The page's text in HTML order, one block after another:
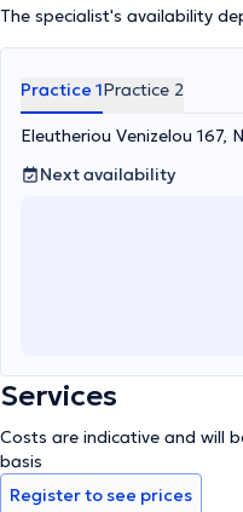
The specialist's availability
Practice 1Practice 2
Eleutheriou Venizelou 167,
Next availability
Services
Costs are indicative and will
basis
Register to see prices